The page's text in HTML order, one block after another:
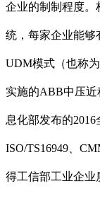
企业的制制程度。
统，每家企业能够
UDM模式（也称
实施的ABB中压
息化部发布的
ISO/TS16949、
得工信部工业企业